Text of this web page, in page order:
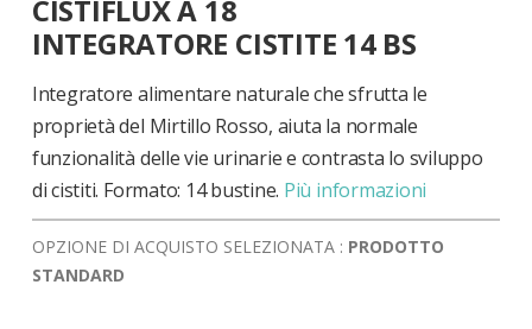
all'inizio
della
galleria
di
immagini
CISTIFLUX A 18
INTEGRATORE CISTITE 14 BS
Integratore alimentare naturale che sfrutta le
proprietà del Mirtillo Rosso, aiuta la normale
funzionalità delle vie urinarie e contrasta lo sviluppo
di cistiti. Formato: 14 bustine. Più informazioni
OPZIONE DI ACQUISTO SELEZIONATA : PRODOTTO
STANDARD